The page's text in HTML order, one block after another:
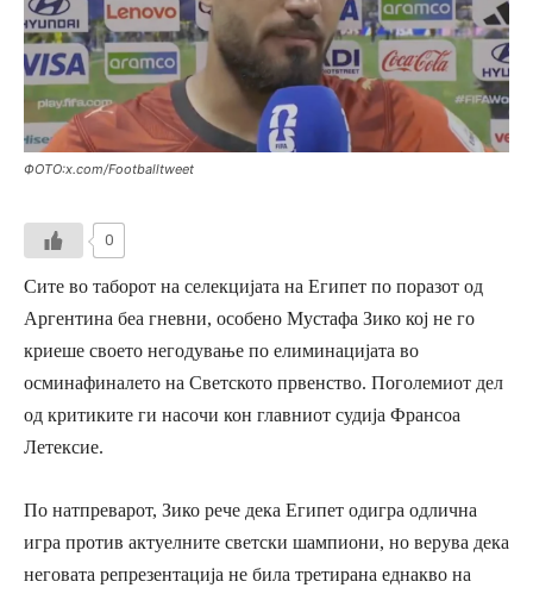
ФОТО:x.com/Footballtweet
0
Сите во таборот на селекцијата на Египет по поразот од
Аргентина беа гневни, особено Мустафа Зико кој не го
криеше своето негодување по елиминацијата во
осминафиналето на Светското првенство. Поголемиот дел
од критиките ги насочи кон главниот судија Франсоа
Летексие.
По натпреварот, Зико рече дека Египет одигра одлична
игра против актуелните светски шампиони, но верува дека
неговата репрезентација не била третирана еднакво на